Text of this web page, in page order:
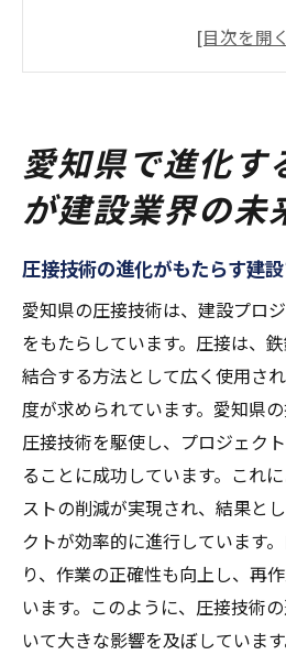
愛知県の圧接技術者が
AI統合で実現する圧接
愛知県の建設業界にお
づけ
持続可能な建設を支え
圧接革新がもたらす愛知
の貢献
圧接技術が推進する持
ス
愛知県での圧接技術の
持続可能な建設を実現
愛知県の圧接技術とエ
圧接技術がもたらす環
愛知県の建設業界にお
可能性
愛知県で進化す
が建設業界の未
圧接技術の進化がもたらす建
愛知県の圧接技術は、建設プロ
をもたらしています。圧接は、
結合する方法として広く使用さ
度が求められています。愛知県
圧接技術を駆使し、プロジェク
ることに成功しています。これ
ストの削減が実現され、結果と
クトが効率的に進行しています
り、作業の正確性も向上し、再
います。このように、圧接技術
いて大きな影響を及ぼしています